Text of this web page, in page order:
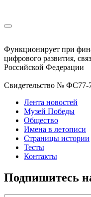
Функционирует при
цифрового развития,
Российской Федерации
Свидетельство № ФС77-
Лента новостей
Музей Победы
Общество
Имена в летописи
Страницы истории
Тесты
Контакты
Подпишитесь